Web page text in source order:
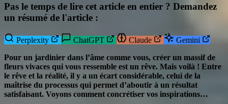
Pas le temps de lire cet article en entier ? Demandez
un résumé de l'article :
Perplexity ChatGPT Claude
Gemini
Pour un jardinier dans l’âme comme vous, créer un massif de
fleurs vivaces qui vous ressemble est un rêve. Mais voilà ! Entre
le rêve et la réalité, il y a un écart considérable, celui de la
maîtrise du processus qui permet d’aboutir à un résultat
satisfaisant. Voyons comment concrétiser vos inspirations…